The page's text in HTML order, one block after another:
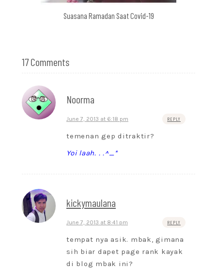
Suasana Ramadan Saat Covid-19
17 Comments
Noorma
June 7, 2013 at 6:18 pm REPLY
temenan gep ditraktir?
Yoi laah. . .^_*
kickymaulana
June 7, 2013 at 8:41 pm REPLY
tempat nya asik. mbak, gimana
sih biar dapet page rank kayak
di blog mbak ini?